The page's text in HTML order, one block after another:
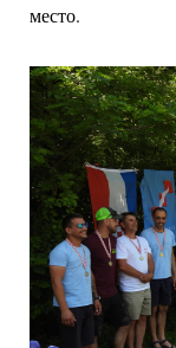
место.